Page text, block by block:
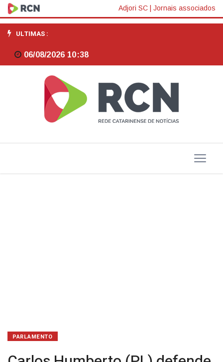
Carlos
Humberto
(PL)
defende
impeachment
presidente
Adjori SC Jornais associados
ULTIMAS :
06/08/2026 10:38
PARLAMENTO